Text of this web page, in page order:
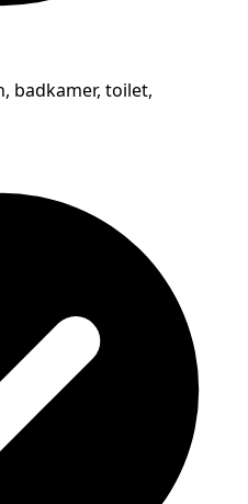
badkamer, toilet,